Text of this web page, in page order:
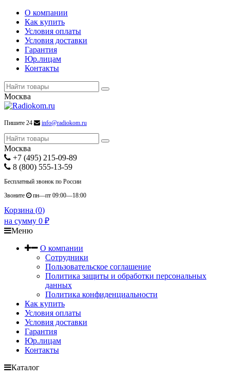
О компании
Как купить
Условия оплаты
Условия доставки
Гарантия
Юр.лицам
Контакты
Москва
Пишите 24 info@radiokom.ru
Москва
+7 (495) 215-09-89
8 (800) 555-13-59
Бесплатный звонок по России
Звоните
пн—пт 09:00—18:00
Корзина (0)
на сумму 0 ₽
Меню
О компании
Сотрудники
Пользовательское соглашение
Политика защиты и обработки персональных
данных
Политика конфиденциальности
Как купить
Условия оплаты
Условия доставки
Гарантия
Юр.лицам
Контакты
Каталог